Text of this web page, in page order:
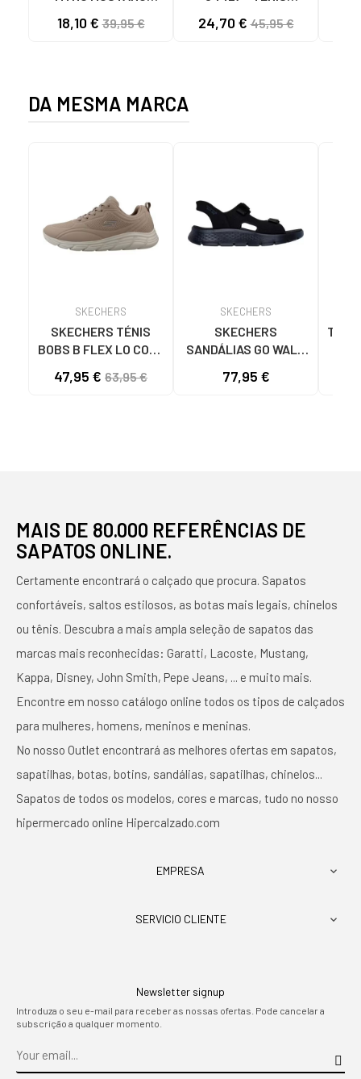
BRANCO/MARINHO
18,10 €39,95 €
CASUAIS CÁQUI
24,70 €45,95 €
DA MESMA MARCA
SKECHERS
SKECHERS TÉNIS
BOBS B FLEX LO COOL
BEIGE
47,95 € 63,95 €
SKECHERS
SKECHERS
SANDÁLIAS GO WALK
PRETAS NEGRO
77,95 €
MAIS DE 80.000 REFERÊNCIAS DE
SAPATOS ONLINE.
Certamente encontrará o calçado que procura. Sapatos
confortáveis, saltos estilosos, as botas mais legais, chinelos
ou tênis. Descubra a mais ampla seleção de sapatos das
marcas mais reconhecidas: Garatti, Lacoste, Mustang,
Kappa, Disney, John Smith, Pepe Jeans, ... e muito mais.
Encontre em nosso catálogo online todos os tipos de calçados
para mulheres, homens, meninos e meninas.
No nosso Outlet encontrará as melhores ofertas em sapatos,
sapatilhas, botas, botins, sandálias, sapatilhas, chinelos...
Sapatos de todos os modelos, cores e marcas, tudo no nosso
hipermercado online Hipercalzado.com
EMPRESA 
SERVICIO CLIENTE 
Newsletter signup
Introduza o seu e-mail para receber as nossas ofertas. Pode cancelar a
subscrição a qualquer momento.